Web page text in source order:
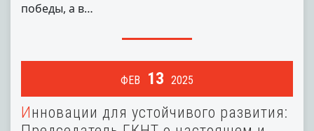
победы, а в…
ФЕВ 13 2025
Инновации для устойчивого развития: